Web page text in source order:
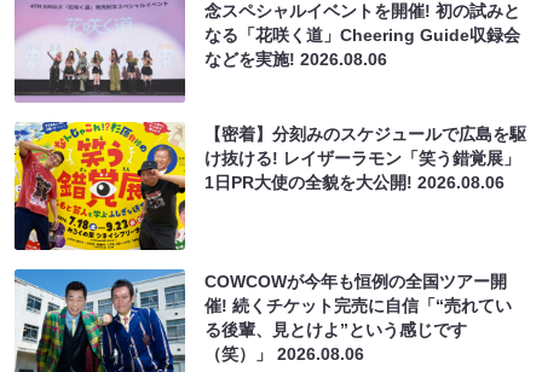
念スペシャルイベントを開催! 初の試みと
なる「花咲く道」Cheering Guide収録会
などを実施!2026.08.06
【密着】分刻みのスケジュールで広島を駆
け抜ける! レイザーラモン「笑う錯覚展」
1日PR大使の全貌を大公開!2026.08.06
COWCOWが今年も恒例の全国ツアー開
催! 続くチケット完売に自信「“売れてい
る後輩、見とけよ”という感じです
（笑）」2026.08.06